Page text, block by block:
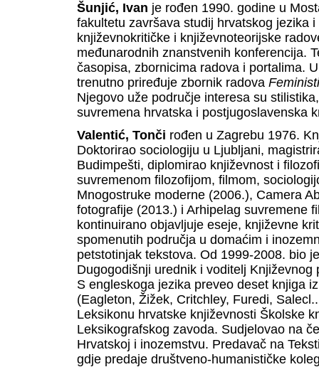
Šunjić, Ivan je rođen 1990. godine u
fakultetu završava studij hrvatskog jezika
književnokritičke i književnoteorijske
međunarodnih znanstvenih konferencija.
časopisa, zbornicima radova i portalima.
trenutno priređuje zbornik radova
Njegovo uže područje interesa su
suvremena hrvatska i postjugoslavenska
Valentić, Tonči rođen u Zagrebu 1976.
Doktorirao sociologiju u Ljubljani,
Budimpešti, diplomirao književnost i
suvremenom filozofijom, filmom,
Mnogostruke moderne (2006.), Camera
fotografije (2013.) i Arhipelag suvremene
kontinuirano objavljuje eseje, književne
spomenutih područja u domaćim i
petstotinjak tekstova. Od 1999-2008. bio
Dugogodišnji urednik i voditelj
S engleskoga jezika preveo deset knjiga
(Eagleton, Žižek, Critchley, Furedi,
Leksikonu hrvatske književnosti Školske
Leksikografskog zavoda. Sudjelovao na
Hrvatskoj i inozemstvu. Predavač na
gdje predaje društveno-humanističke